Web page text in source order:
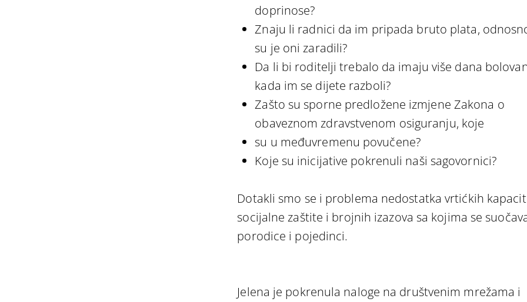
doprinose?
Znaju li radnici da im pripada bruto plata,
su je oni zaradili?
Da li bi roditelji trebalo da imaju više dana
kada im se dijete razboli?
Zašto su sporne predložene izmjene Zakona o
obaveznom zdravstvenom osiguranju, koje
su u međuvremenu povučene?
Koje su inicijative pokrenuli naši sagovornici?
Dotakli smo se i problema nedostatka vrtićkih
socijalne zaštite i brojnih izazova sa kojima se
porodice i pojedinci.
Jelena je pokrenula naloge na društvenim mrežama i